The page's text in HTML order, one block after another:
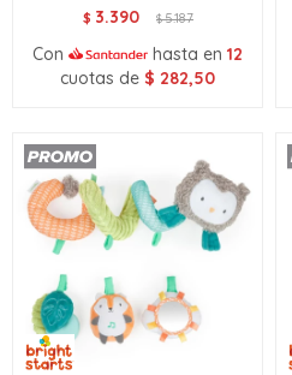
$ 3.390 $5.187
Con hasta en 12
cuotas de $ 282,50